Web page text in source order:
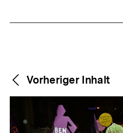
Weitere
Inhalte
Content-
Navigation
Vorheriger Inhalt